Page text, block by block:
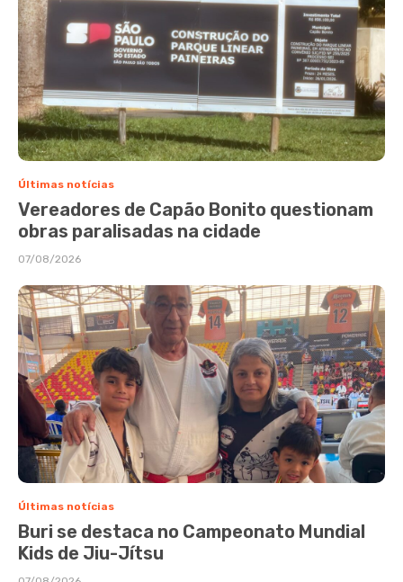
Últimas notícias
Vereadores de Capão Bonito questionam
obras paralisadas na cidade
07/08/2026
Últimas notícias
Buri se destaca no Campeonato Mundial
Kids de Jiu-Jítsu